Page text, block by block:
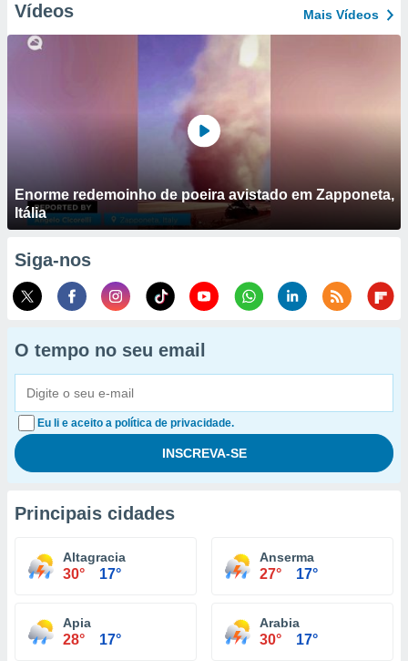
Vídeos Mais Vídeos
Enorme redemoinho de poeira avistado em Zapponeta,
Itália
Siga-nos
O tempo no seu email
Eu li e aceito a política de privacidade.
Principais cidades
Altagracia
30° 17°
Anserma
27° 17°
Apia
28° 17°
Arabia
30° 17°